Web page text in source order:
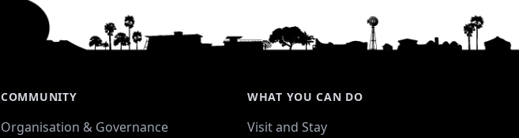
COMMUNITY
Organisation & Governance
WHAT YOU CAN DO
Visit and Stay